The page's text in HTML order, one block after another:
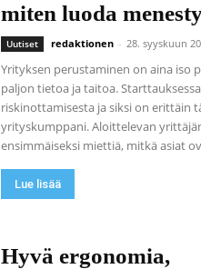
miten luoda
Uutiset redaktionen - 28. syyskuun
Yrityksen perustaminen on aina iso
paljon tietoa ja taitoa.
riskinottamisesta ja siksi on erittäin
yrityskumppani. Aloittelevan
ensimmäiseksi miettiä, mitkä asiat
Lue lisää
Hyvä ergonomia,